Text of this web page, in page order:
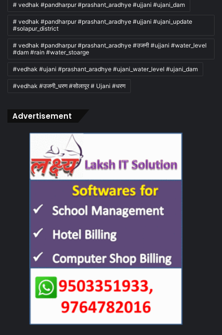
# vedhak #pandharpur #prashant_aradhye #ujjani #ujani_dam
# vedhak #pandharpur #prashant_aradhye #ujjani #ujani_update
#solapur_district
# vedhak #pandharpur #prashant_aradhye #उजनी #ujjani #water_level
#dam #rain #water_stoarge
#vedhak #ujani #prashant_aradhye #ujani_water_level #ujani_dam
#vedhak #उजनी_धरण #सोलापूर # Ujani #धरण
Advertisement